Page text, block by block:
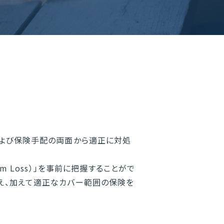
び保険手配の両面から適正に対処
）」を事前に把握することがで
、加えて適正なカバー範囲の保険を